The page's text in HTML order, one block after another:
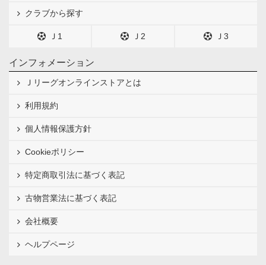
クラブから探す
Ｊ1 Ｊ2 Ｊ3
インフォメーション
Ｊリーグオンラインストアとは
利用規約
個人情報保護方針
Cookieポリシー
特定商取引法に基づく表記
古物営業法に基づく表記
会社概要
ヘルプページ